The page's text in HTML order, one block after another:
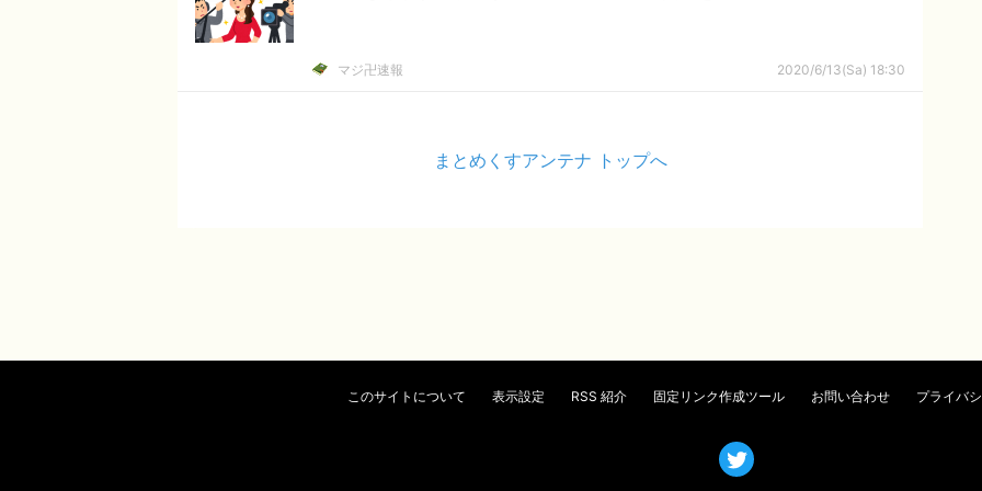
マジ卍速報 2020/6/13(Sa) 18:30
まとめくすアンテナ トップへ
このサイトについて 表示設定 RSS 紹介 固定リンク作成ツール お問い合わせ プライバ